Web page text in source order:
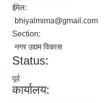
ईमेल:
bhiyalmima@gmail.com
Section:
नगर उद्यम विकास
Status:
पूर्व
कार्यालय: